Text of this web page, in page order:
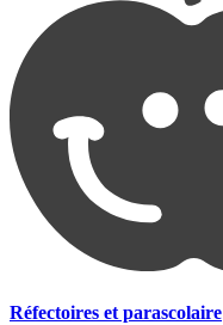
Réfectoires et parascolaire